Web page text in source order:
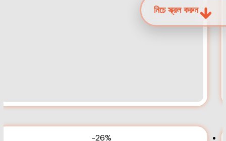
-26%
নিচে স্ক্রল করুন